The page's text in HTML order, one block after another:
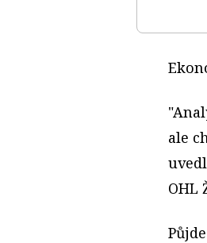
ale
OHL